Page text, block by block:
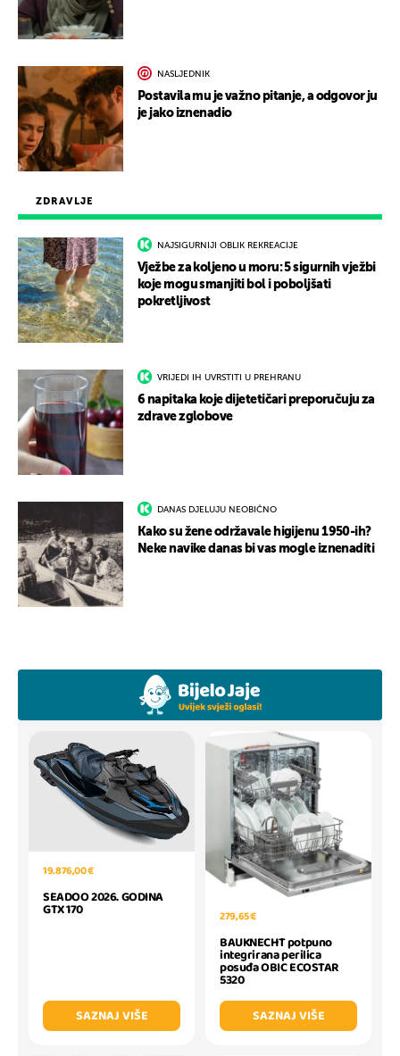
ZDRAVLJE
NAJSIGURNIJI OBLIK REKREACIJE
Vježbe za koljeno u moru: 5 sigurnih vježbi
koje mogu smanjiti bol i poboljšati
pokretljivost
VRIJEDI IH UVRSTITI U PREHRANU
6 napitaka koje dijetetičari preporučuju za
zdrave zglobove
DANAS DJELUJU NEOBIČNO
Kako su žene održavale higijenu 1950-ih?
Neke navike danas bi vas mogle iznenaditi
NASLJEDNIK
Postavila mu je važno pitanje, a odgovor ju
je jako iznenadio
19.876,00 €
SEADOO 2026. GODINA
GTX 170
SAZNAJ VIŠE
279,65 €
BAUKNECHT potpuno
integrirana perilica
posuđa OBIC ECOSTAR
5320
SAZNAJ VIŠE